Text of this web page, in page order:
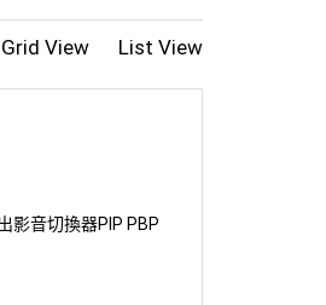
Grid View List View